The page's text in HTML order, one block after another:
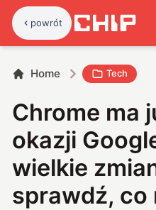
powrót
Home Tech
Chrome ma
okazji
wielkie
sprawdź, co